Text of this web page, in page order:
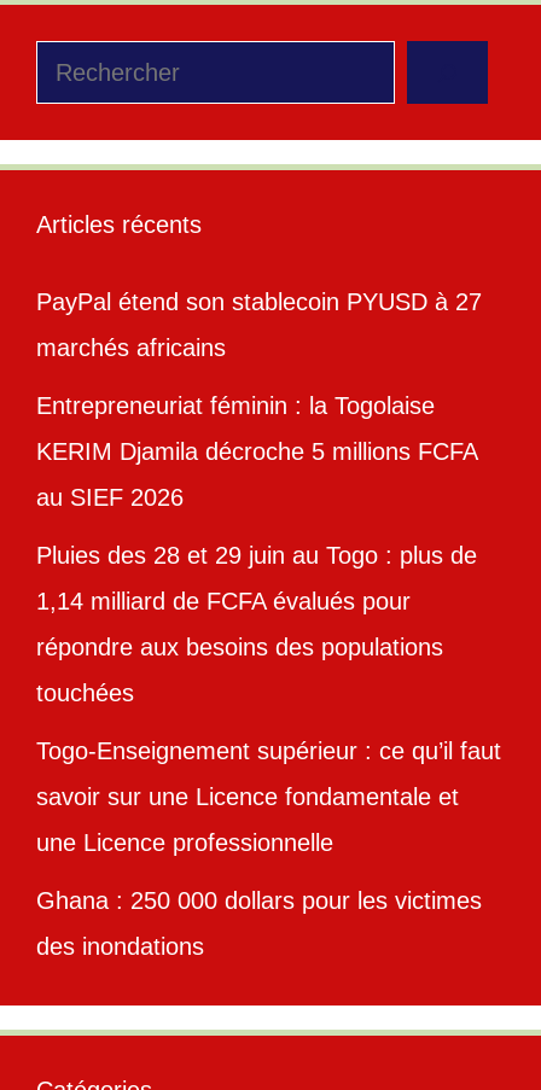
Rechercher
Articles récents
PayPal étend son stablecoin PYUSD à 27
marchés africains
Entrepreneuriat féminin : la Togolaise
KERIM Djamila décroche 5 millions FCFA
au SIEF 2026
Pluies des 28 et 29 juin au Togo : plus de
1,14 milliard de FCFA évalués pour
répondre aux besoins des populations
touchées
Togo-Enseignement supérieur : ce qu’il faut
savoir sur une Licence fondamentale et
une Licence professionnelle
Ghana : 250 000 dollars pour les victimes
des inondations